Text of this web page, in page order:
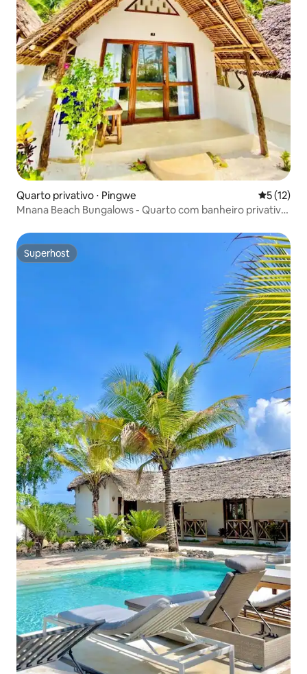
Quarto privativo ⋅ Pingwe 5 de uma
5 (12)
Mnana Beach Bungalows - Quarto com banheiro privativo
Superhost
Superhost